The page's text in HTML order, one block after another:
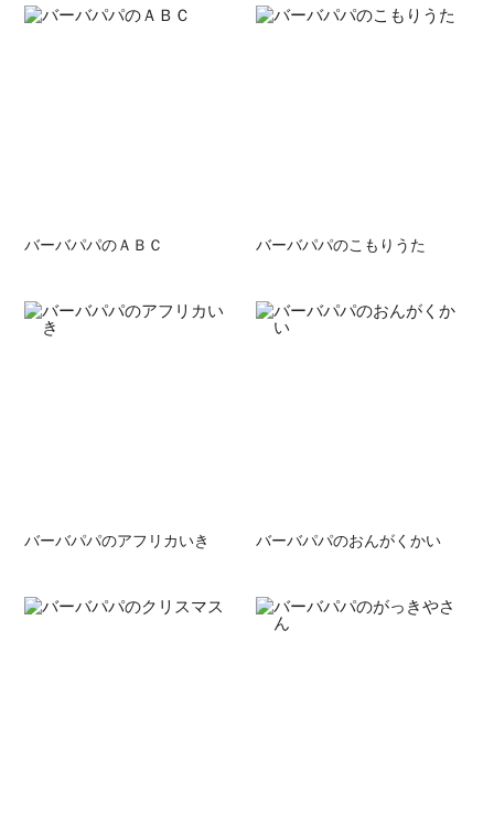
バーバパパのＡＢＣ バーバパパのこもりうた
バーバパパのアフリカいき バーバパパのおんがくかい